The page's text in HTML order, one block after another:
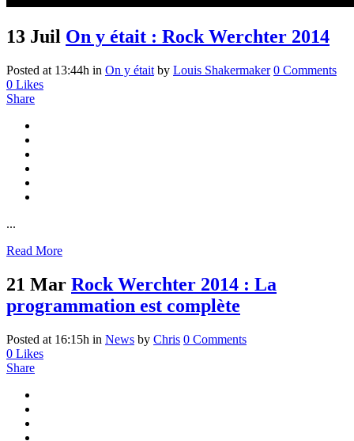
13 Juil On y était : Rock Werchter 2014
Posted at 13:44h in On y était by Louis Shakermaker 0 Comments
0 Likes
Share
...
Read More
21 Mar Rock Werchter 2014 : La
programmation est complète
Posted at 16:15h in News by Chris 0 Comments
0 Likes
Share